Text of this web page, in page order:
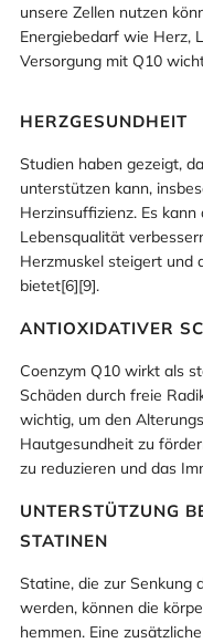
unsere Zellen nutzen
Energiebedarf wie Herz,
Versorgung mit Q10
HERZGESUNDHEIT
Studien haben gezeigt,
unterstützen kann,
Herzinsuffizienz. Es
Lebensqualität
Herzmuskel steigert und
bietet[6][9].
ANTIOXIDATIVER
Coenzym Q10 wirkt als
Schäden durch freie
wichtig, um den
Hautgesundheit zu
zu reduzieren und das
UNTERSTÜTZUNG
STATINEN
Statine, die zur Senkung
werden, können die
hemmen. Eine